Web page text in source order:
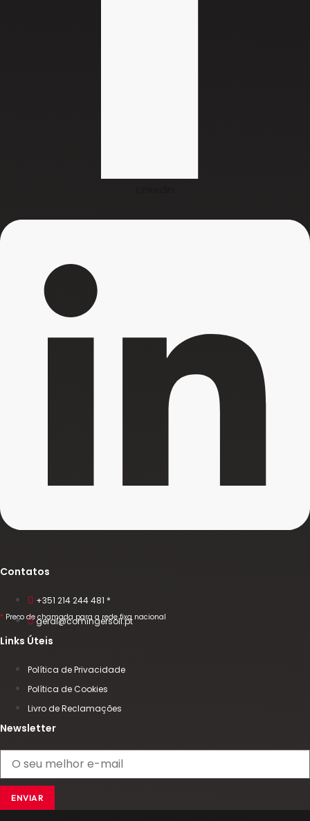
Contatos
+351 214 244 481 *
* Preço de chamada para a rede fixa nacional
geral@comingersoll.pt
Links Úteis
Política de Privacidade
Política de Cookies
Livro de Reclamações
Newsletter
ENVIAR